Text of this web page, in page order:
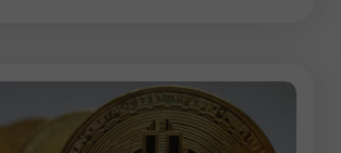
Trading plan
Trend line